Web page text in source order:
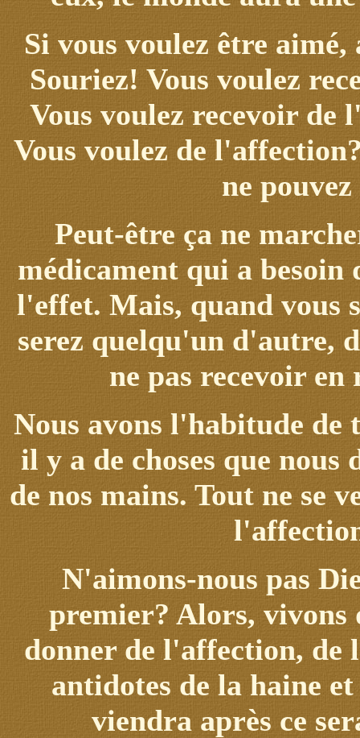
Si vous voulez être
Souriez! Vous voulez
Vous voulez recevoir de
Vous voulez de
ne
Peut-être ça ne
médicament qui a
l'effet. Mais, quand vous
serez quelqu'un d'autre,
ne pas recevoir
Nous avons l'habitude de
il y a de choses que
de nos mains. Tout ne se
N'aimons-nous pas
premier? Alors, vivons
donner de l'affection, de
antidotes de la haine
viendra après ce